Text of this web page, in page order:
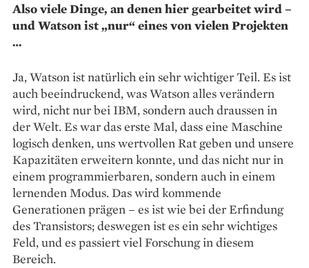
Also viele Dinge, an denen hier gearbeitet wird –
und Watson ist „nur“ eines von vielen Projekten
…
Ja, Watson ist natürlich ein sehr wichtiger Teil. Es ist
auch beeindruckend, was Watson alles verändern
wird, nicht nur bei IBM, sondern auch draussen in
der Welt. Es war das erste Mal, dass eine Maschine
logisch denken, uns wertvollen Rat geben und unsere
Kapazitäten erweitern konnte, und das nicht nur in
einem programmierbaren, sondern auch in einem
lernenden Modus. Das wird kommende
Generationen prägen – es ist wie bei der Erfindung
des Transistors; deswegen ist es ein sehr wichtiges
Feld, und es passiert viel Forschung in diesem
Bereich.